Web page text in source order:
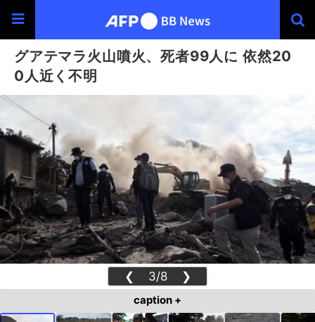
グアテマラ火山噴火、死者99人に 依然20
0人近く不明
❮ 3/8 ❯
caption +